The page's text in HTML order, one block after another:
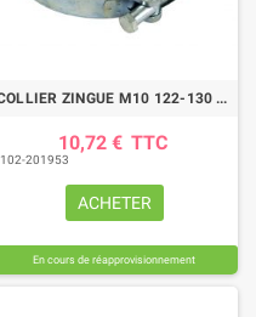
COLLIER ZINGUE M10 122-130 LARGEUR BANDE 30 MM
10,72 € TTC
102-201953
ACHETER
En cours de réapprovisionnement